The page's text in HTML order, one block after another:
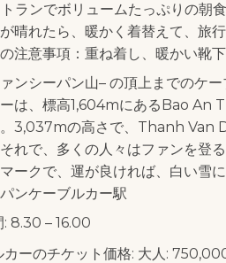
ランでボリュームたっぷりの朝
晴れたら、暖かく着替えて、旅
注意事項：重ね着し、暖かい靴
ンシーパン山– の頂上までのケ
は、標高1,604mにあるBao An
。3,037mの高さで、Thanh Van
れで、多くの人々はファンを登
ークで、運が良ければ、白い雪
ンケーブルカー駅
: 8.30 – 16.00
カーのチケット価格: 大人: